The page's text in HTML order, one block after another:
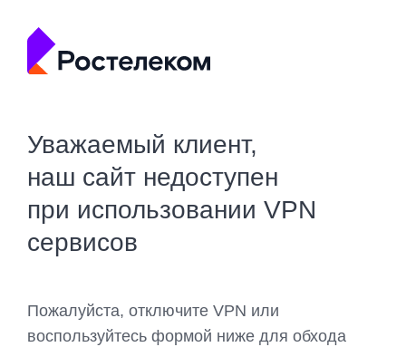
Уважаемый клиент,
наш сайт недоступен
при использовании VPN
сервисов
Пожалуйста, отключите VPN или
воспользуйтесь формой ниже для обхода